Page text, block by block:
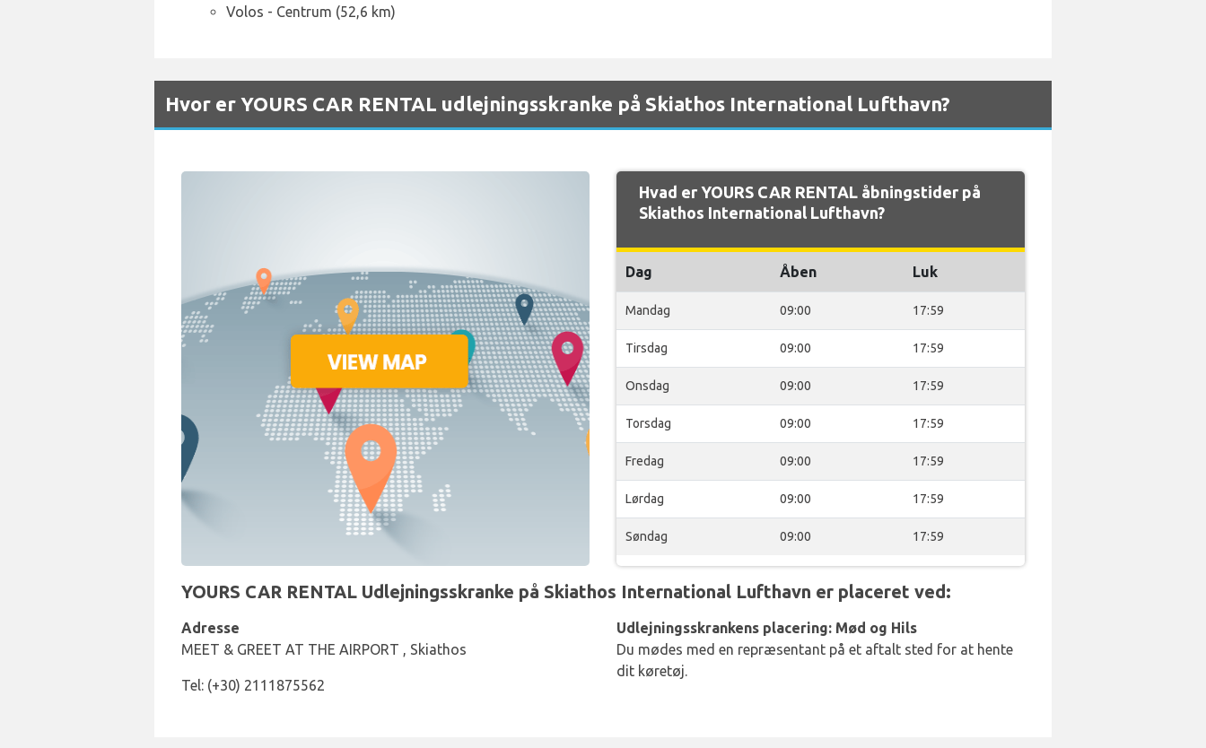
Volos - Centrum (52,6 km)
Hvor er YOURS CAR RENTAL udlejningsskranke på Skiathos International Lufthavn?
Hvad er YOURS CAR RENTAL åbningstider på
Skiathos International Lufthavn?
Dag Åben Luk
Mandag 09:00 17:59
Tirsdag 09:00 17:59
Onsdag 09:00 17:59
Torsdag 09:00 17:59
Fredag 09:00 17:59
Lørdag 09:00 17:59
Søndag 09:00 17:59
YOURS CAR RENTAL Udlejningsskranke på Skiathos International Lufthavn er placeret ved:
Adresse
MEET & GREET AT THE AIRPORT , Skiathos
Tel: (+30) 2111875562
Udlejningsskrankens placering: Mød og Hils
Du mødes med en repræsentant på et aftalt sted for at hente
dit køretøj.